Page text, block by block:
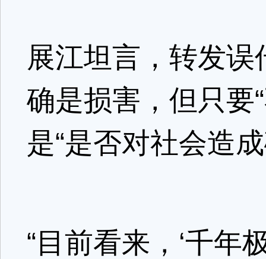
展江坦言，转发
确是损害，但只要
是“是否对社会造
“目前看来，‘千年